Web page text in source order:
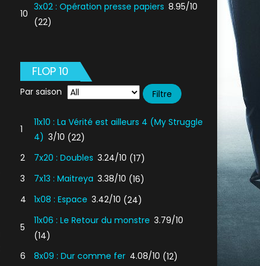
10
3x02 : Opération presse papiers 8.95/10
(22)
FLOP 10
Par saison
1
11x10 : La Vérité est ailleurs 4 (My Struggle
4) 3/10 (22)
2
7x20 : Doubles 3.24/10 (17)
3
7x13 : Maitreya 3.38/10 (16)
4
1x08 : Espace 3.42/10 (24)
5
11x06 : Le Retour du monstre 3.79/10
(14)
6
8x09 : Dur comme fer 4.08/10 (12)